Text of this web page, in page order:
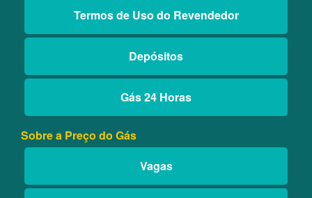
Termos de Uso do Revendedor
Depósitos
Gás 24 Horas
Sobre a Preço do Gás
Vagas